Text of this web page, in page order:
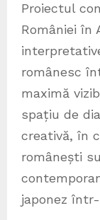
Proiectul
României în
românesc
maximă
spațiu de
creativă, în
românești
japonez